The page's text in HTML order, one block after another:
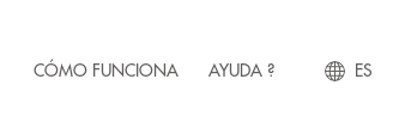
CÓMO FUNCIONA AYUDA ? ES